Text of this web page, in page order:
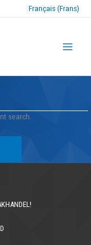
Français (Frans)
search.